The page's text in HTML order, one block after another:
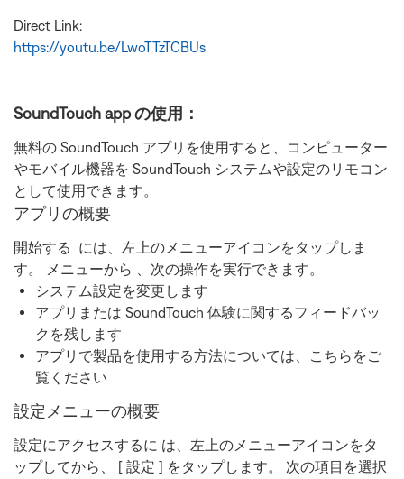
Direct Link:
https://youtu.be/LwoTTzTCBUs
SoundTouch app の使用：
無料の SoundTouch アプリを使用すると、コンピューター
やモバイル機器を SoundTouch システムや設定のリモコン
として使用できます。
アプリの概要
開始する
には、左上のメニューアイコンをタップしま
す。 メニューから 、次の操作を実行できます。
システム設定を変更します
アプリまたは SoundTouch 体験に関するフィードバッ
クを残します
アプリで製品を使用する方法については、こちらをご
覧ください
設定メニューの概要
設定にアクセスするに は、左上のメニューアイコンをタ
ップしてから、 [ 設定 ] をタップします。 次の項目を選択